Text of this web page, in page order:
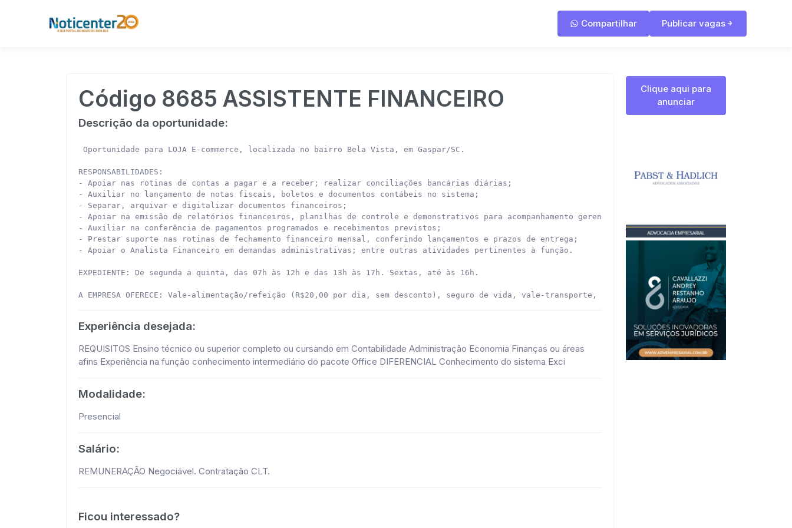
Compartilhar Publicar vagas
Código 8685 ASSISTENTE FINANCEIRO
Descrição da oportunidade:
Oportunidade para LOJA E-commerce, localizada no bairro Bela Vista, em Gaspar/SC.
RESPONSABILIDADES:
- Apoiar nas rotinas de contas a pagar e a receber; realizar conciliações bancárias diárias;
- Auxiliar no lançamento de notas fiscais, boletos e documentos contábeis no sistema;
- Separar, arquivar e digitalizar documentos financeiros;
- Apoiar na emissão de relatórios financeiros, planilhas de controle e demonstrativos para acompanhamento gerencial;
- Auxiliar na conferência de pagamentos programados e recebimentos previstos;
- Prestar suporte nas rotinas de fechamento financeiro mensal, conferindo lançamentos e prazos de entrega;
- Apoiar o Analista Financeiro em demandas administrativas; entre outras atividades pertinentes à função.
EXPEDIENTE: De segunda a quinta, das 07h às 12h e das 13h às 17h. Sextas, até às 16h.
A EMPRESA OFERECE: Vale-alimentação/refeição (R$20,00 por dia, sem desconto), seguro de vida, vale-transporte, estacionamento e convênio Sesi
Experiência desejada:
REQUISITOS Ensino técnico ou superior completo ou cursando em Contabilidade Administração Economia Finanças ou áreas
afins Experiência na função conhecimento intermediário do pacote Office DIFERENCIAL Conhecimento do sistema Exci
Modalidade:
Presencial
Salário:
REMUNERAÇÃO Negociável. Contratação CLT.
Ficou interessado?
Clique aqui para
anunciar